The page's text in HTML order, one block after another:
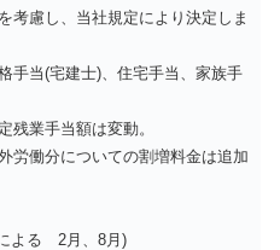
考慮し、当社規定により決定しま
手当(宅建士)、住宅手当、家族手
残業手当額は変動。
労働分についての割増料金は追加
よる 2月、8月)